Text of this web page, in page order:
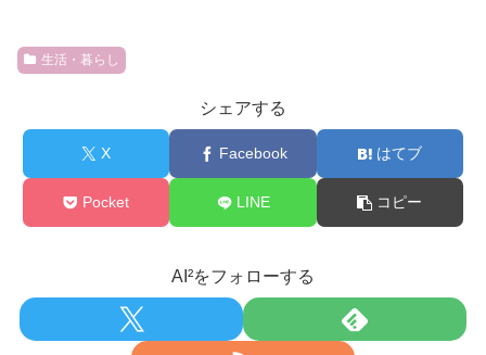
生活・暮らし
シェアする
X Facebook はてブ
Pocket LINE コピー
AI²をフォローする